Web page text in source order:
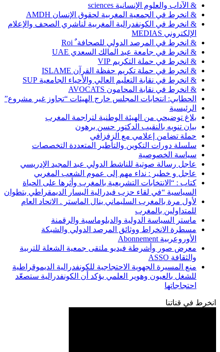
& الآداب والعلوم الإنسانية sciences
& انخرط في الجمعية المغربية لحقوق الإنسان AMDH
& انخرط في الكونفدرالية المغربية لناشري الصحف والإعلام
الإلكتروني MEDIAS
& انخرط في المرصد الدولي للصحافة ٌ Roi
& انخرط في جامعة عبد المالك السعدي UAE
& انخرط في حملة التكريم VIP
& انخرط في حملة تكريم حفظة القرآن ISLAME
& انخرط في نقابة التعليم العالي والأحياء الجامعية SUP
& انخرط في نقابة المحامون AVOCATS
الحطابي: انتخابات المجلس خارج الهيئات “تجاوز غير مشروع”
الرئيسية
بلاغ توضيحي من الهيئة الوطنية لتراجمة المغرب
بيان تنويه بالنقيب الدكتور حسن برهون
حملة تضامن إعلامي مع الزفزافي
سلسلة دورات التكوين والتأطير المتعددة التخصصات
سياسة الخصوصية
عاجل رسالة صوتية للناشط الدولي عبد المجيد الإدريسي
عاجل و خطير : نداء مهم إلى عموم الشعب المغربي
كتاب : “الانتخابات التشريعية بالمغرب وأثرها على الحياة
السياسية “في لقاء حزب فيدرالية اليسار الديمقراطي بتطوان
لأول مرة بالمغرب السليماني ينال الماستر . الاتحاد العام
للمتداولين بالمغرب
ماستر السياسة الدولية والدبلوماسية والرقمنة
مسطرة الانخراط ووثائق المرصد الدولي والشبكة
الأوروعربية Abonnement
معرض صور وأشرطة فيديو ملتقى جمعية الشعلة للتربية
والثقافة ASSO
منع المسيرة الجهوية الاحتجاجية للكونفدرالية الديموقراطية
للشغل بالعيون وهوير العلمي يؤكد أن الكونفدرالية ستصعّد
احتجاجاتها
انخرط في قناتنا